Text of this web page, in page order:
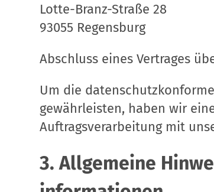
Lotte-Branz-Straße 28
93055 Regensburg
Abschluss eines Vertrages
Um die
gewährleisten, haben wir
Auftragsverarbeitung mit
3. Allgemeine